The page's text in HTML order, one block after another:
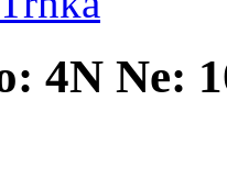
4N Ne: 1